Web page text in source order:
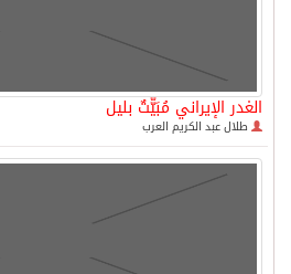
الغدر الإيراني مُبَيّّتٌ بليل
طلال عبد الكريم العرب